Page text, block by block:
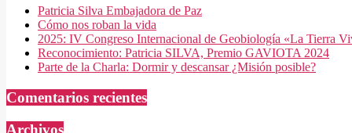
Patricia Silva Embajadora de Paz
Cómo nos roban la vida
2025: IV Congreso Internacional de Geobiología «La Tierra
Reconocimiento: Patricia SILVA, Premio GAVIOTA 2024
Parte de la Charla: Dormir y descansar ¿Misión posible?
Comentarios recientes
Archivos